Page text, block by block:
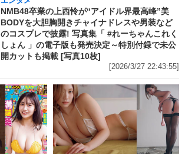
NMB48卒業の上西怜が“アイドル界最高峰”美
BODYを大胆胸開きチャイナドレスや男装など
のコスプレで披露! 写真集「 #れーちゃんこれく
しょん 」の電子版も発売決定～特別付録で未公
開カットも掲載 [写真10枚]
[2026/3/27 22:43:55]